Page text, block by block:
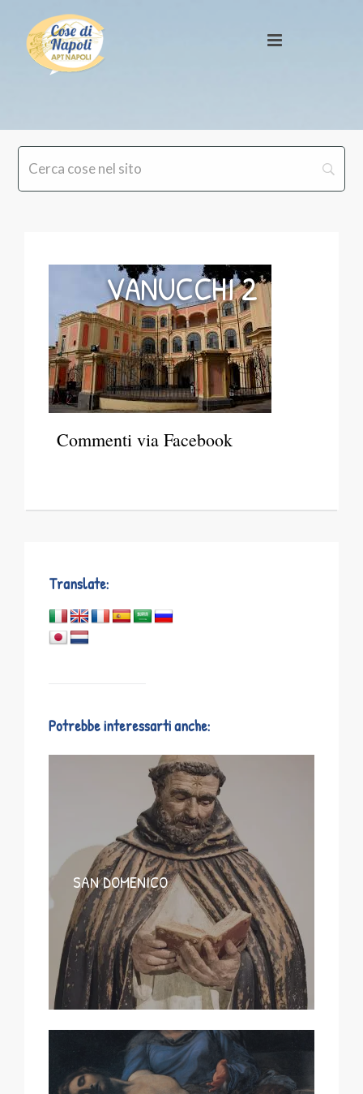
VANUCCHI 2
Commenti via Facebook
Translate:
Potrebbe interessarti anche:
SAN DOMENICO